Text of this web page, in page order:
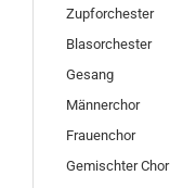
Zupforchester
Blasorchester
Gesang
Männerchor
Frauenchor
Gemischter Chor